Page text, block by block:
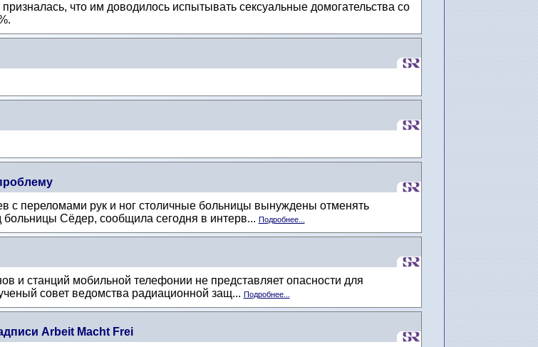
что им доводилось испытывать сексуальные домогательства со
с переломами рук и ног столичные больницы вынуждены отменять
Сёдер, сообщила сегодня в интерв... Подробнее...
и станций мобильной телефонии не представляет опасности для
совет ведомства радиационной защ... Подробнее...
Arbeit Macht Frei